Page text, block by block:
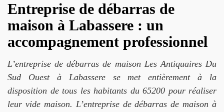
Entreprise de débarras de
maison à Labassere : un
accompagnement professionnel
L’entreprise de débarras de maison Les Antiquaires Du
Sud Ouest à Labassere se met entièrement à la
disposition de tous les habitants du 65200 pour réaliser
leur vide maison. L’entreprise de débarras de maison à